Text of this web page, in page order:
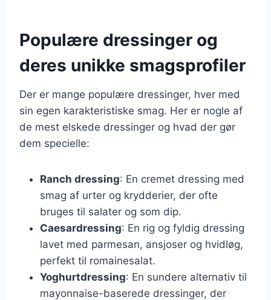
Populære dressinger og
deres unikke smagsprofiler
Der er mange populære dressinger, hver med
sin egen karakteristiske smag. Her er nogle af
de mest elskede dressinger og hvad der gør
dem specielle:
Ranch dressing: En cremet dressing med
smag af urter og krydderier, der ofte
bruges til salater og som dip.
Caesardressing: En rig og fyldig dressing
lavet med parmesan, ansjoser og hvidløg,
perfekt til romainesalat.
Yoghurtdressing: En sundere alternativ til
mayonnaise-baserede dressinger, der